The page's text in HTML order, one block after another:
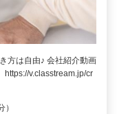
方は自由♪ 会社紹介動画
https://v.classtream.jp/cr